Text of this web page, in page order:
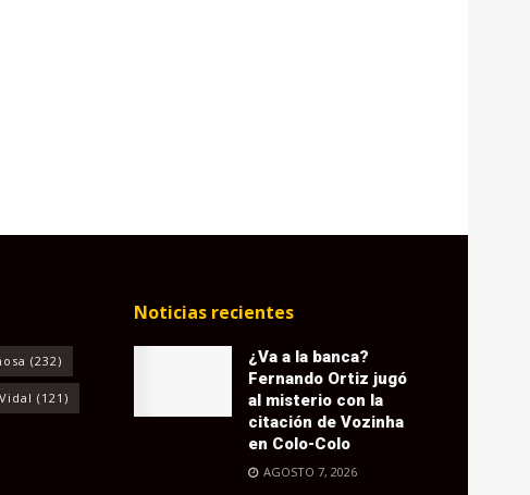
(232)
(121)
Noticias recientes
¿Va a la banca?
Fernando Ortiz jugó
al misterio con la
citación de Vozinha
en Colo-Colo
AGOSTO 7, 2026